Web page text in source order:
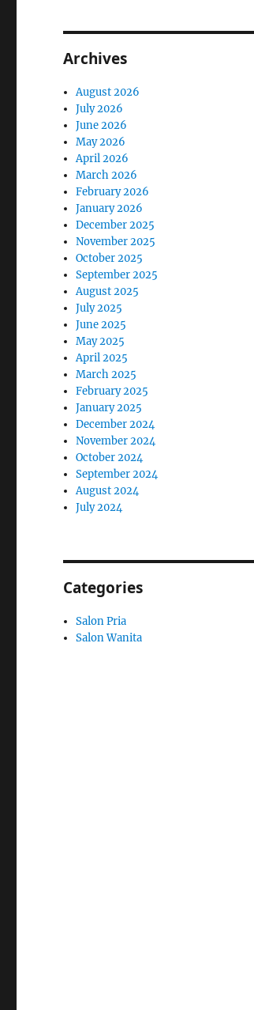
Archives
August 2026
July 2026
June 2026
May 2026
April 2026
March 2026
February 2026
January 2026
December 2025
November 2025
October 2025
September 2025
August 2025
July 2025
June 2025
May 2025
April 2025
March 2025
February 2025
January 2025
December 2024
November 2024
October 2024
September 2024
August 2024
July 2024
Categories
Salon Pria
Salon Wanita